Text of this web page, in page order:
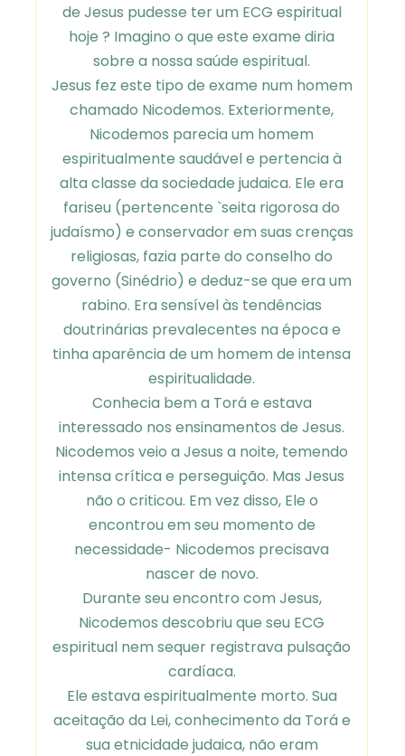
de Jesus pudesse ter um ECG espiritual
hoje ? Imagino o que este exame diria
sobre a nossa saúde espiritual.
Jesus fez este tipo de exame num homem
chamado Nicodemos. Exteriormente,
Nicodemos parecia um homem
espiritualmente saudável e pertencia à
alta classe da sociedade judaica. Ele era
fariseu (pertencente `seita rigorosa do
judaísmo) e conservador em suas crenças
religiosas, fazia parte do conselho do
governo (Sinédrio) e deduz-se que era um
rabino. Era sensível às tendências
doutrinárias prevalecentes na época e
tinha aparência de um homem de intensa
espiritualidade.
Conhecia bem a Torá e estava
interessado nos ensinamentos de Jesus.
Nicodemos veio a Jesus a noite, temendo
intensa crítica e perseguição. Mas Jesus
não o criticou. Em vez disso, Ele o
encontrou em seu momento de
necessidade- Nicodemos precisava
nascer de novo.
Durante seu encontro com Jesus,
Nicodemos descobriu que seu ECG
espiritual nem sequer registrava pulsação
cardíaca.
Ele estava espiritualmente morto. Sua
aceitação da Lei, conhecimento da Torá e
sua etnicidade judaica, não eram